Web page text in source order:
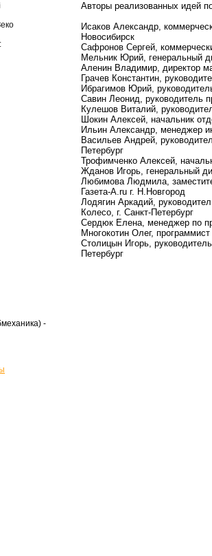
Авторы реализованных идей
Исаков Александр,
Новосибирск
Сафронов Сергей,
Мельник Юрий, генеральный
Аленин Владимир, директор
Грачев Константин,
Ибрагимов Юрий,
Савин Леонид, руководитель
Кулешов Виталий,
Шокин Алексей, начальник
Ильин Александр, менеджер
Васильев Андрей,
Петербург
Трофимченко Алексей,
Жданов Игорь, генеральный
Любимова Людмила,
Газета-А.ru г. Н.Новгород
Лодягин Аркадий,
Колесо, г. Санкт-Петербург
Сердюк Елена, менеджер по
Многокотин Олег,
Столицын Игорь,
Петербург
-